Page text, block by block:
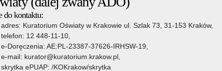
współzawodnictwa uczniów »„Mieć Wyobraźnię Miłosierdzia” edycja
2026
do kontaktu:
adres: Kuratorium Oświaty w Krakowie ul. Szlak 73, 31-153 Kraków,
telefon: 12 448-11-10,
e-Doręczenia: AE:PL-23387-37626-IRHSW-19,
e-mail: kurator@kuratorium.krakow.pl,
skrytka ePUAP: /KOKrakow/skrytka